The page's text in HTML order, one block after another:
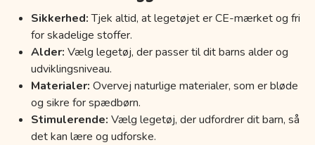
Sikkerhed:Tjek altid, at legetøjet er CE-mærket og fri
for skadelige stoffer.
Alder: Vælg legetøj, der passer til dit barns alder og
udviklingsniveau.
Materialer: Overvej naturlige materialer, som er bløde
og sikre for spædbørn.
Stimulerende: Vælg legetøj, der udfordrer dit barn, så
det kan lære og udforske.